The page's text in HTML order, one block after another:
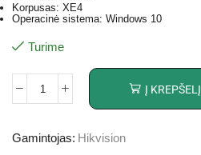
Korpusas: XE4
Operacinė sistema: Windows 10
Turime
Į KREPŠELĮ
Gamintojas: Hikvision